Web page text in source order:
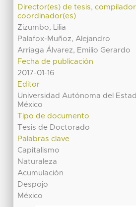
Director(es) de tesis,
coordinador(es)
Zizumbo, Lilia
Palafox-Muñoz, Alejandro
Arriaga Álvarez, Emilio Gerardo
Fecha de publicación
2017-01-16
Editor
Universidad Autónoma del
México
Tipo de documento
Tesis de Doctorado
Palabras clave
Capitalismo
Naturaleza
Acumulación
Despojo
México